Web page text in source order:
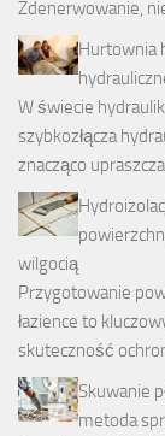
Zdenerwowanie,
Hurtownia
W świecie
szybkozłącza
znacząco
wilgocią
Przygotowanie
łazience to
skuteczność
Skuwanie
metoda